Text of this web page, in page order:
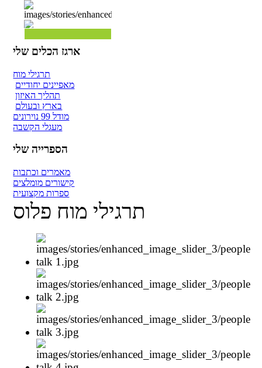
ארגז הכלים שלי
תרגילי מוח
מאפיינים יחודיים
תהליך האיזון
בארץ ובעולם
מודל 99 נוירונים
מעגלי הקשבה
הספרייה שלי
מאמרים וכתבות
קישורים מומלצים
ספרות מקצועית
תרגילי מוח פלוס